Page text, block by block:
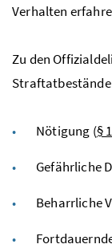
Verhalten
Zu den
Nötigung (§
Gefährliche
Beharrliche